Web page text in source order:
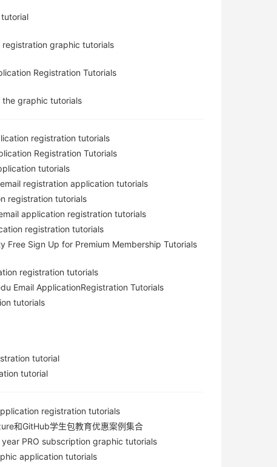
graphic tutorials
Registration Tutorials
graphic tutorials
registration tutorials
Registration Tutorials
tutorials
registration application tutorials
registration tutorials
application registration tutorials
registration tutorials
Free Sign Up for Premium Membership Tutorials
registration tutorials
Email ApplicationRegistration Tutorials
tutorials
tutorial
tutorial
registration tutorials
和GitHub学生包教育优惠案例集合
PRO subscription graphic tutorials
application tutorials